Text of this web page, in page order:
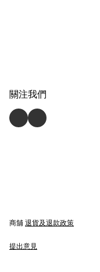
關注我們
商舖 退貨及退款政策
提出意見